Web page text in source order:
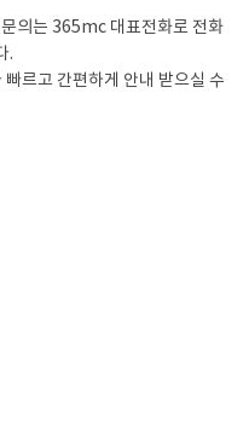
의는 365mc 대표전화로 전화
.
르고 간편하게 안내 받으실 수